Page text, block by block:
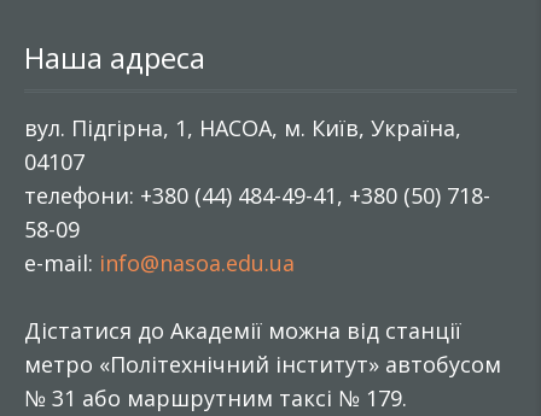
Наша адреса
вул. Підгірна, 1, НАСОА, м. Київ, Україна,
04107
телефони: +380 (44) 484-49-41, +380 (50) 718-
58-09
e-mail: info@nasoa.edu.ua
Дістатися до Академії можна від станції
метро «Політехнічний інститут» автобусом
№ 31 або маршрутним таксі № 179.